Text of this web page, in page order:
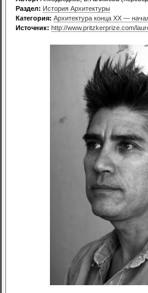
Раздел: История Архитектуры
Категория: Архитектура конца XX —
Источник: http://www.pritzkerprize.com/